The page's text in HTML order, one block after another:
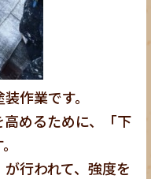
作業です。
めるために、「下
行われて、強度を